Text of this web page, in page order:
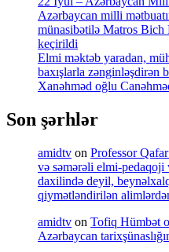
Azərbaycan milli
münasibətilə Matros Bich
keçirildi
Elmi məktəb yaradan,
baxışlarla zənginləşdirən
Xanəhməd oğlu
Son şərhlər
amidtv on Professor
və səmərəli elmi-
daxilində deyil,
qiymətləndirilən
amidtv on Tofiq Hümbət
Azərbaycan